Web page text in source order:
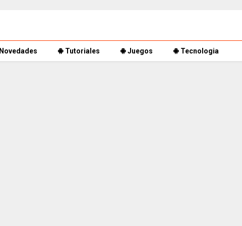
Novedades Tutoriales Juegos Tecnologia